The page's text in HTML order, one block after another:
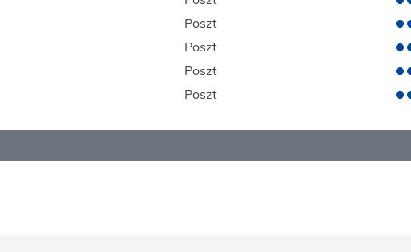
Poszt
Poszt
Poszt
Poszt